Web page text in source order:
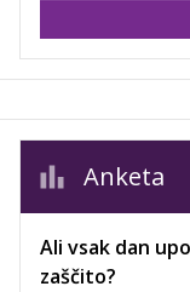
Anketa
Ali vsak dan
zaščito?